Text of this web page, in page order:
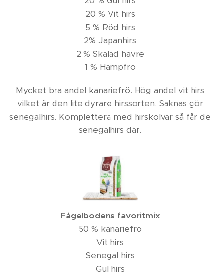
20 % Vit hirs
5 % Röd hirs
2% Japanhirs
2 % Skalad havre
1 % Hampfrö
Mycket bra andel kanariefrö. Hög andel vit hirs
vilket är den lite dyrare hirssorten. Saknas gör
senegalhirs. Komplettera med hirskolvar så får de
senegalhirs där.
Fågelbodens favoritmix
50 % kanariefrö
Vit hirs
Senegal hirs
Gul hirs